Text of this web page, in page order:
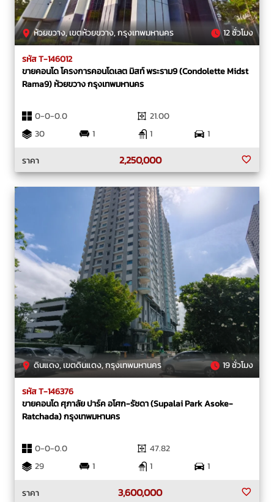
ห้วยขวาง, เขตห้วยขวาง, กรุงเทพมหานคร 12 ชั่วโมง
รหัส T-146012
ขายคอนโด โครงการคอนโดเลต มิสท์ พระราม9 (Condolette Midst
Rama9) ห้วยขวาง กรุงเทพมหานคร
0-0-0.0
21.00
30
1 1
1
ราคา
2,250,000
ดินแดง, เขตดินแดง, กรุงเทพมหานคร 19 ชั่วโมง
รหัส T-146376
ขายคอนโด ศุภาลัย ปาร์ค อโศก-รัชดา (Supalai Park Asoke-
Ratchada) กรุงเทพมหานคร
0-0-0.0
47.82
29
1 1
1
ราคา
3,600,000